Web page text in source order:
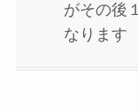
がその後
なります